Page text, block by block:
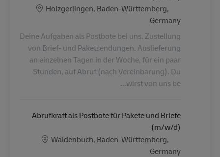
الموقع
Holzgerlingen, Baden-Württemberg,
Germany
Deine Aufgaben als Postbote bei uns. Zustellung
von Brief- und Paketsendungen. Auslieferung
an einzelnen Tagen in der Woche, für ein paar
Stunden, auf Abruf (nach Vereinbarung). Du
wirst von uns be...
Abrufkraft als Postbote für Pakete und Briefe
(m/w/d)
الموقع
Waldenbuch, Baden-Württemberg,
Germany